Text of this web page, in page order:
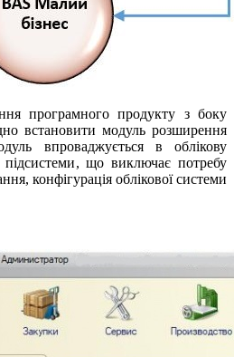
продукту з боку
встановити модуль розширення
впроваджується в облікову
що виключає потребу
конфігурація облікової системи